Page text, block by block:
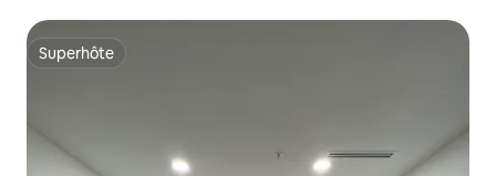
Superhôte
Superhôte